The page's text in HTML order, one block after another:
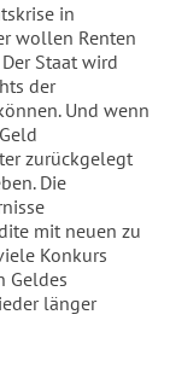
in
wollen Renten
Staat wird
der
Und wenn
zurückgelegt
Die
mit neuen zu
Konkurs
Geldes
länger